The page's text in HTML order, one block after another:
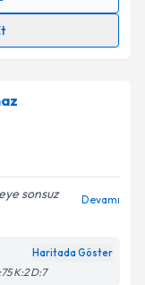
sonsuz
Devamı
Haritada Göster
K:2 D:7